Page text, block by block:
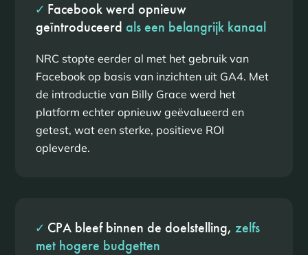
✓ Facebook werd opnieuw
geïntroduceerd als een belangrijk kanaal
NRC stopte eerder al met het gebruik van
Facebook op basis van inzichten uit GA4. Met
de introductie van Billy Grace werd het
platform echter opnieuw geëvalueerd en
getest, wat een sterke, positieve ROI
opleverde.
✓ CPA bleef binnen de doelstelling, zelfs
met hogere budgetten